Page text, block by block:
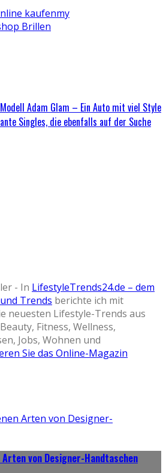
kaufenmy
Brillen
Adam Glam – Ein Auto mit viel Style
Singles, die ebenfalls auf der Suche
- In LifestyleTrends24.de – dem
Trends berichte ich mit
neuesten Lifestyle-Trends aus
Fitness, Wellness,
Jobs, Wohnen und
Sie das Online-Magazin
Arten von Designer-Handtaschen